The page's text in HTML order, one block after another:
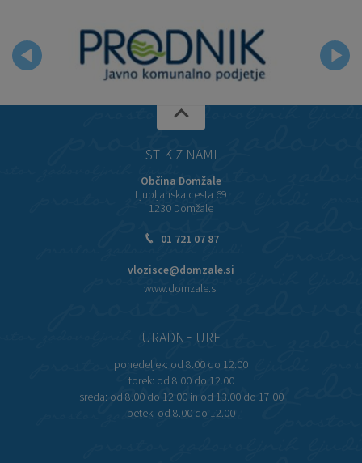
STIK Z NAMI
Občina Domžale
Ljubljanska cesta 69
1230 Domžale
01 721 07 87
vlozisce@domzale.si
www.domzale.si
URADNE URE
ponedeljek: od 8.00 do 12.00
torek: od 8.00 do 12.00
sreda: od 8.00 do 12.00 in od 13.00 do 17.00
petek: od 8.00 do 12.00